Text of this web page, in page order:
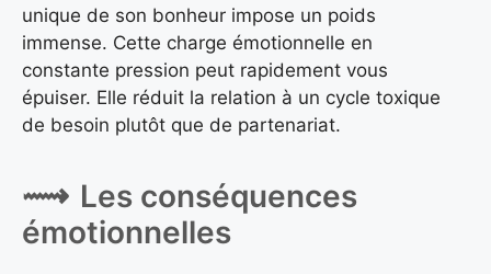
unique de son bonheur impose un poids
immense. Cette charge émotionnelle en
constante pression peut rapidement vous
épuiser. Elle réduit la relation à un cycle toxique
de besoin plutôt que de partenariat.
Les conséquences
émotionnelles